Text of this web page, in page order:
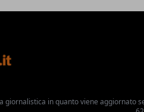
giornalistica in quanto viene aggiornato